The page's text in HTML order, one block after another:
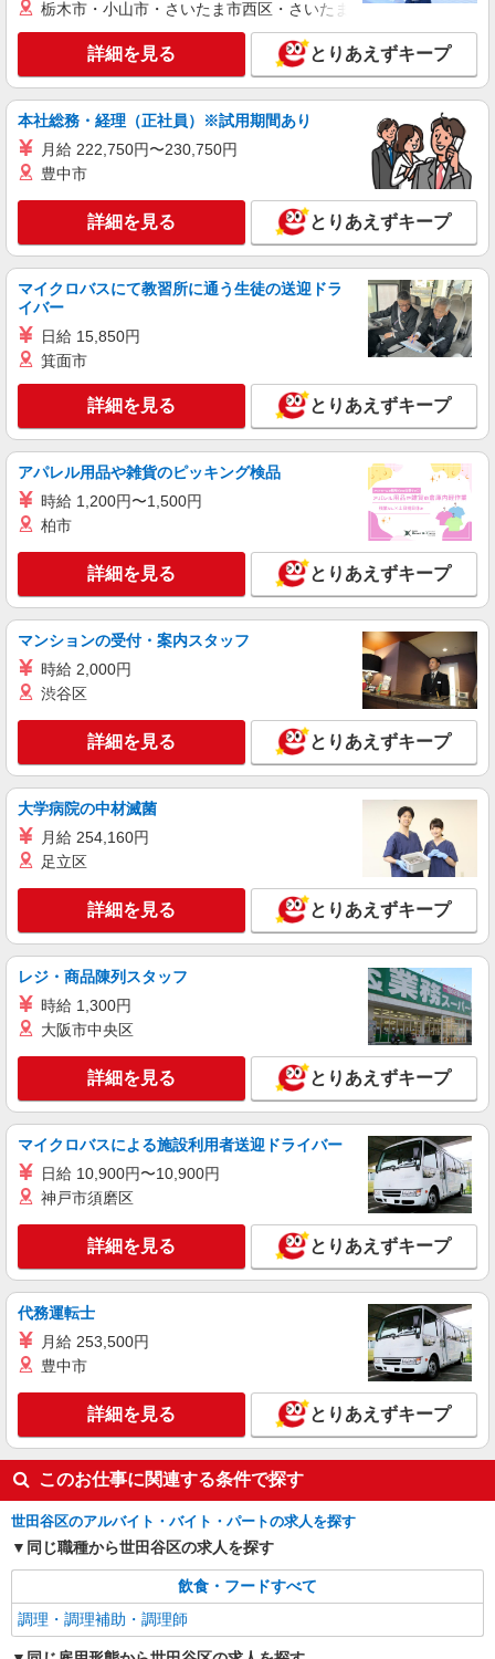
コンパスグループ・ジャパン株式会社 39417_p
NEW
調理補助【アルバイト・パート】
時給1,300円以上 試用期間中 時給1,300円以上
(試用期間2ヶ月) 残業が発生した場合、残業代を1
分単位で別途支給します。
グランダ桜新町 （東京都世田谷区桜新町2-
キープ 詳細を見る
アルバイト パート
コンパスグループ・ジャパン株式会社 39530_p
NEW
調理補助【アルバイト・パート】
分単位で別途支給します。
関東中央病院 （東京都世田谷区上用賀6丁目
25-1）
詳細を見る
アルバイト パート
コンパスグループ・ジャパン株式会社 39417_p
NEW
調理師【アルバイト・パート】
時給1,600円以上 試用期間中 時給1,600円以上
(試用期間2ヶ月) 残業が発生した場合、残業代を1
分単位で別途支給します。
グランダ桜新町 （東京都世田谷区桜新町2-
12-4）
詳細を見る
パート
コンパスグループ・ジャパン株式会社 39655_p
NEW
調理補助【アルバイト・パート】
(試用期間2ヶ月) 残業が発生した場合、残業代を1
三軒茶屋第一病院 （東京都世田谷区三軒茶屋
１丁目２２－８）
キープ 詳細を見る
アルバイト
コンパスグループ・ジャパン株式会社 39261_p
NEW
時給1,600円以上 試用期間中 時給1,600円以上
(試用期間2ヶ月) 残業が発生した場合、残業代を1
分単位で別途支給します。
芦花翠風邸 （東京都世田谷区南烏山1-1017
芦花翠風邸）
キープ 詳細を見る
パート
コンパスグループ・ジャパン株式会社 21332_p
NEW
調理師【アルバイト・パート】
円〜1,500円(試用期間2ヶ月) 残業が発生した場
合、残業代を1分単位で別途支給します。
ＮＨＫ放送技術研究所 （東京都世田谷区砧1-
キープ 詳細を見る
アルバイト パート
コンパスグループ・ジャパン株式会社 39443_p
調理師【アルバイト・パート】
時給1,500円以上 試用期間中 時給1,500円以上
(試用期間2ヶ月) 残業が発生した場合、残業代を1
分単位で別途支給します。
リハビリホームまどか上祖師谷 （東京都世田
谷区上祖師谷6-7-15）
栃木市・小山市・さいたま市西区・さいたま市岩槻区・久喜市・
詳細を見る とりあえずキープ
本社総務・経理（正社員）※試用期間あり
月給 222,750円〜230,750円
豊中市
詳細を見る とりあえずキープ
マイクロバスにて教習所に通う生徒の送迎ドラ
イバー
日給 15,850円
箕面市
詳細を見る とりあえずキープ
アパレル用品や雑貨のピッキング検品
時給 1,200円〜1,500円
柏市
詳細を見る とりあえずキープ
マンションの受付・案内スタッフ
時給 2,000円
渋谷区
詳細を見る とりあえずキープ
大学病院の中材滅菌
月給 254,160円
足立区
詳細を見る とりあえずキープ
レジ・商品陳列スタッフ
時給 1,300円
大阪市中央区
詳細を見る とりあえずキープ
マイクロバスによる施設利用者送迎ドライバー
日給 10,900円〜10,900円
神戸市須磨区
詳細を見る とりあえずキープ
代務運転士
月給 253,500円
豊中市
詳細を見る とりあえずキープ
このお仕事に関連する条件で探す
世田谷区のアルバイト・バイト・パートの求人を探す
同じ職種から世田谷区の求人を探す
飲食・フードすべて
調理・調理補助・調理師